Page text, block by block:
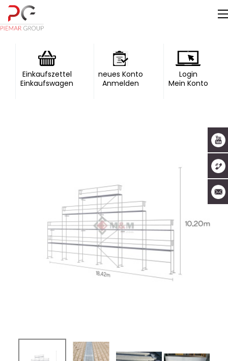
Einkaufszettel
Einkaufswagen
neues Konto
Anmelden
Login
Mein Konto